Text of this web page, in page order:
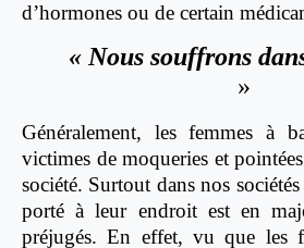
d’hormones ou de certain
« Nous souffrons
»
Généralement, les femmes à
victimes de moqueries et
société. Surtout dans nos
porté à leur endroit est en
préjugés. En effet, vu que les